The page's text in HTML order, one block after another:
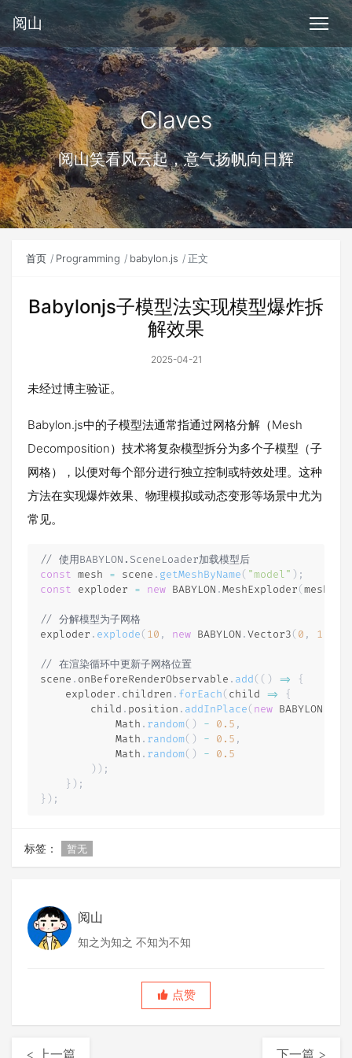
阅山
Claves
阅山笑看风云起，意气扬帆向日辉
首页 Programming babylon.js 正文
Babylonjs子模型法实现模型爆炸拆
解效果
2025-04-21
未经过博主验证。
Babylon.js中的子模型法通常指通过网格分解（Mesh
Decomposition）​技术将复杂模型拆分为多个子模型（子
网格），以便对每个部分进行独立控制或特效处理。这种
方法在实现爆炸效果、物理模拟或动态变形等场景中尤为
常见。
// 使用BABYLON.SceneLoader加载模型后
const mesh = scene . getMeshByName( "model" ) ;
const exploder = new BABYLON .MeshExploder(mesh
// 分解模型为子网格
exploder . explode( 10 , new BABYLON .Vector3( 0 , 1
// 在渲染循环中更新子网格位置
scene . onBeforeRenderObservable . add( ( ) =>
{
    exploder
. children . forEach( child =>
{
        child
. position . addInPlace( new BABYLON
            Math
. random( ) - 0.5 ,
            Math
. random( ) - 0.5 ,
            Math
. random( ) -
0.5
) ) ;
} ) ;
} ) ;
标签： 暂无
阅山
知之为知之 不知为不知
点赞
< 上一篇 下一篇 >